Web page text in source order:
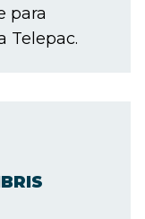
para
Telepac.